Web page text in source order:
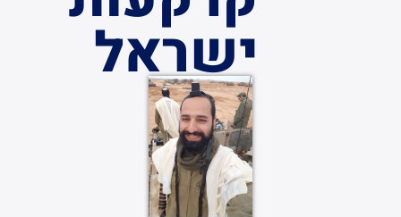
ישראל